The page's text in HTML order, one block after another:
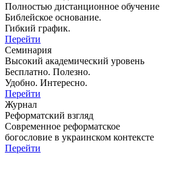
Полностью дистанционное обучение
Библейское основание.
Гибкий график.
Перейти
Семинария
Высокий академический уровень
Бесплатно. Полезно.
Удобно. Интересно.
Перейти
Журнал
Реформатский взгляд
Современное реформатское
богословие в украинском контексте
Перейти